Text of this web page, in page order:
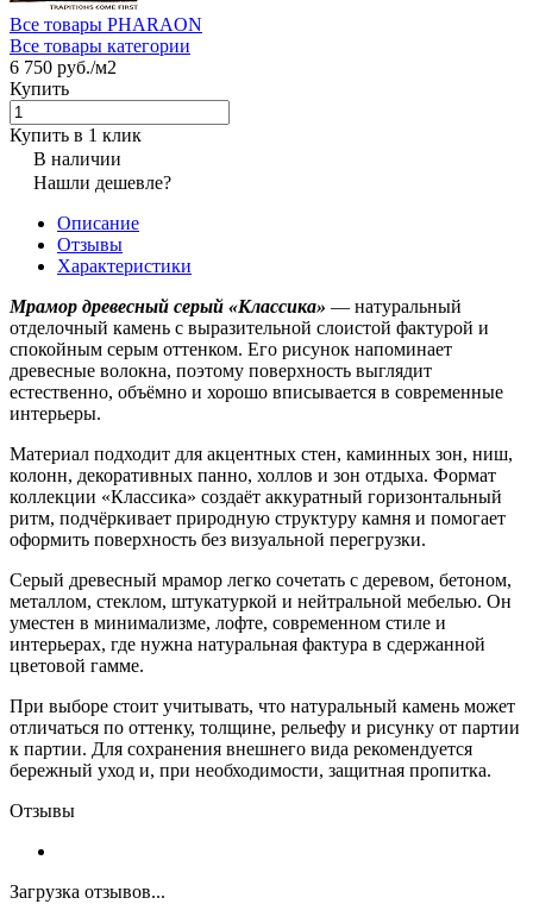
Все товары PHARAON
Все товары категории
6 750 руб./м2
Купить
Купить в 1 клик
В наличии
Нашли дешевле?
Описание
Отзывы
Характеристики
Мрамор древесный серый «Классика» — натуральный
отделочный камень с выразительной слоистой фактурой и
спокойным серым оттенком. Его рисунок напоминает
древесные волокна, поэтому поверхность выглядит
естественно, объёмно и хорошо вписывается в современные
интерьеры.
Материал подходит для акцентных стен, каминных зон, ниш,
колонн, декоративных панно, холлов и зон отдыха. Формат
коллекции «Классика» создаёт аккуратный горизонтальный
ритм, подчёркивает природную структуру камня и помогает
оформить поверхность без визуальной перегрузки.
Серый древесный мрамор легко сочетать с деревом, бетоном,
металлом, стеклом, штукатуркой и нейтральной мебелью. Он
уместен в минимализме, лофте, современном стиле и
интерьерах, где нужна натуральная фактура в сдержанной
цветовой гамме.
При выборе стоит учитывать, что натуральный камень может
отличаться по оттенку, толщине, рельефу и рисунку от партии
к партии. Для сохранения внешнего вида рекомендуется
бережный уход и, при необходимости, защитная пропитка.
Отзывы
Загрузка отзывов...